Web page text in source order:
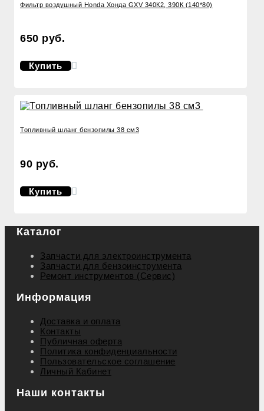
Фильтр воздушный Honda Хонда GXV 340К2, 390К (140*80)
650 руб.
Купить
Топливный шланг бензопилы 38 см3
90 руб.
Купить
Каталог
Запчасти для электроинструмента
Запчасти для бензоинструмента
Ремонт инструментов (Сервис)
Информация
Доставка и оплата
Контакты
Публичная оферта
Политика конфиденциальности
Пользовательское соглашение
Личный Кабинет
Наши контакты